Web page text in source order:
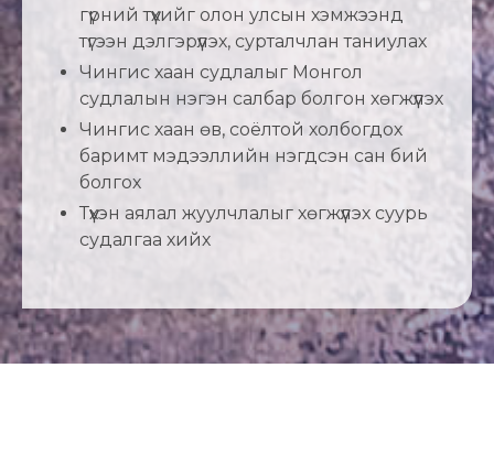
гүрний түүхийг олон улсын хэмжээнд
түгээн дэлгэрүүлэх, сурталчлан таниулах
Чингис хаан судлалыг Монгол
судлалын нэгэн салбар болгон хөгжүүлэх
Чингис хаан өв, соёлтой холбогдох
баримт мэдээллийн нэгдсэн сан бий
болгох
Түүхэн аялал жуулчлалыг хөгжүүлэх суурь
судалгаа хийх